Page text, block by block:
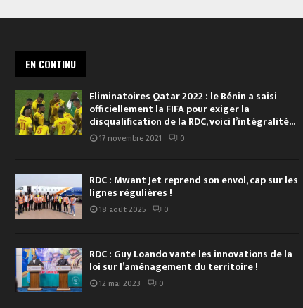
EN CONTINU
Eliminatoires Qatar 2022 : le Bénin a saisi
officiellement la FIFA pour exiger la
disqualification de la RDC, voici l’intégralité...
17 novembre 2021 0
RDC : Mwant Jet reprend son envol, cap sur les
lignes régulières !
18 août 2025 0
RDC : Guy Loando vante les innovations de la
loi sur l’aménagement du territoire !
12 mai 2023 0